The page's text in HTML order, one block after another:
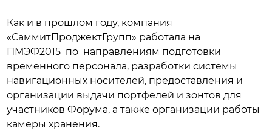
Как и в прошлом году, компания
«СаммитПроджектГрупп» работала на
ПМЭФ2015 по направлениям подготовки
временного персонала, разработки системы
навигационных носителей, предоставления и
организации выдачи портфелей и зонтов для
участников Форума, а также организации работы
камеры хранения.